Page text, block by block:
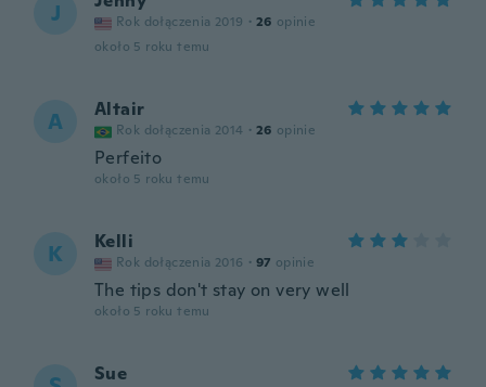
J Rok dołączenia 2019 · 26 opinie
około 5 roku temu
A Altair
Rok dołączenia 2014 · 26 opinie
Perfeito
około 5 roku temu
K Kelli
Rok dołączenia 2016 · 97 opinie
The tips don't stay on very well
około 5 roku temu
Sue